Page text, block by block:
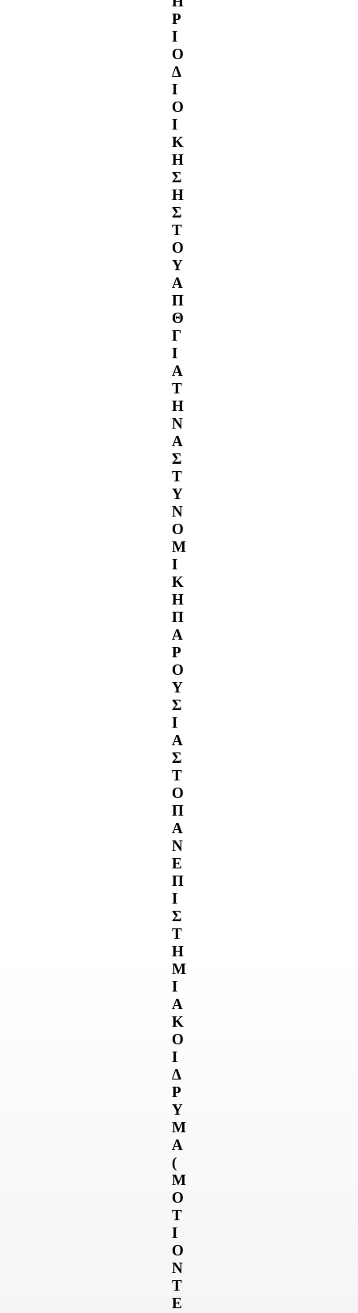
Ρ
Ι
Ο
Δ
Ι
Ο
Ι
Κ
Η
Σ
Η
Σ
Τ
Ο
Υ
Α
Π
Θ
Γ
Ι
Α
Τ
Η
Ν
Α
Σ
Τ
Υ
Ν
Ο
Μ
Ι
Κ
Η
Π
Α
Ρ
Ο
Υ
Σ
Ι
Α
Σ
Τ
Ο
Π
Α
Ν
Ε
Π
Ι
Σ
Τ
Η
Μ
Ι
Α
Κ
Ο
Ι
Δ
Ρ
Υ
Μ
Α
(
Μ
Ο
Τ
Ι
Ο
Ν
Τ
Ε